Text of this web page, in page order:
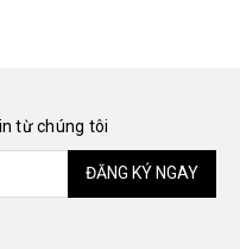
từ chúng tôi
ĐĂNG KÝ NGAY